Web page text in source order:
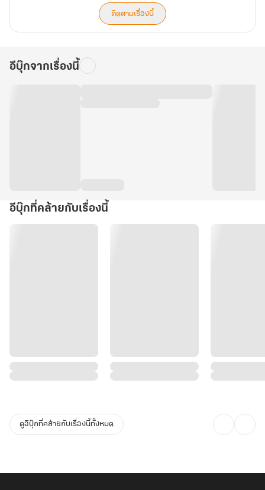
ติดตามเรื่องนี้
อีบุ๊กจากเรื่องนี้
อีบุ๊กที่คล้ายกับเรื่องนี้
ดูอีบุ๊กที่คล้ายกับเรื่องนี้ทั้งหมด